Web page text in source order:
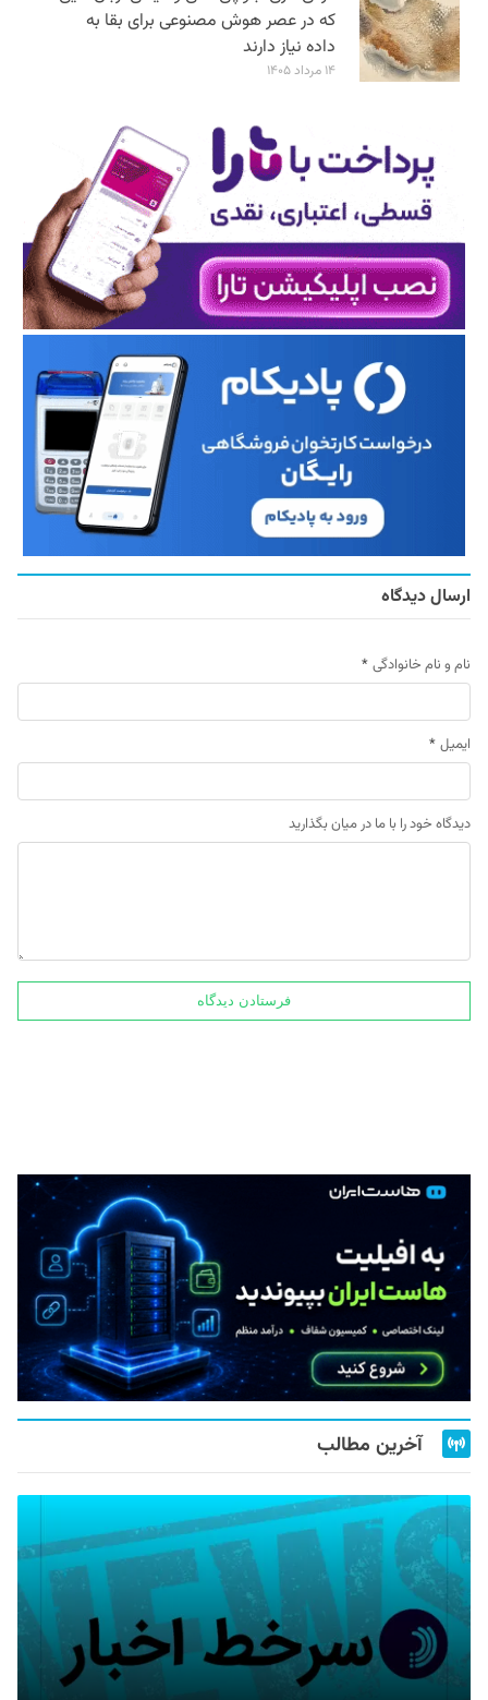
که در عصر هوش مصنوعی برای بقا به
داده نیاز دارند
۱۴ مرداد ۱۴۰۵
ارسال دیدگاه
نام و نام خانوادگی *
ایمیل *
دیدگاه خود را با ما در میان بگذارید
آخرین مطالب